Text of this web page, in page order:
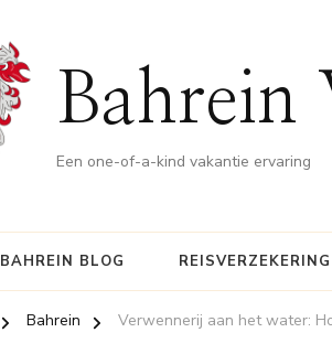
Bahrein
Een one-of-a-kind vakantie ervaring
BAHREIN BLOG REISVERZEKERING
Bahrein Verwennerij aan het water: